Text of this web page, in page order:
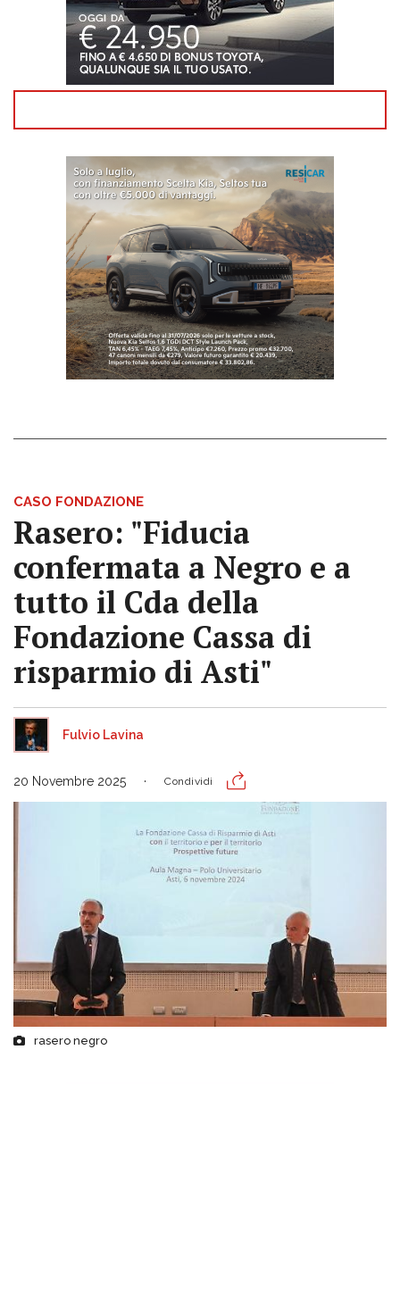
CASO FONDAZIONE
Rasero: "Fiducia
confermata a Negro e a
tutto il Cda della
Fondazione Cassa di
risparmio di Asti"
Fulvio Lavina
20 Novembre 2025 Condividi
rasero negro